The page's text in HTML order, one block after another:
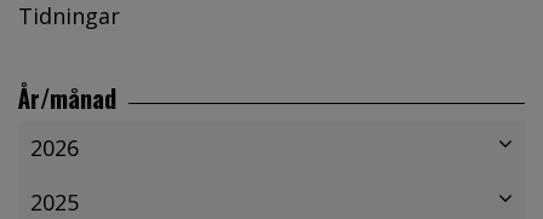
Tidningar
År/månad
2026
2025